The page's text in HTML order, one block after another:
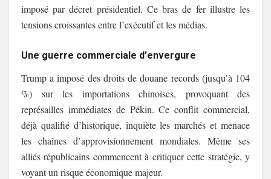
imposé par décret présidentiel. Ce bras de fer illustre les
tensions croissantes entre l’exécutif et les médias.
Une guerre commerciale d’envergure
Trump a imposé des droits de douane records (jusqu’à 104
%) sur les importations chinoises, provoquant des
représailles immédiates de Pékin. Ce conflit commercial,
déjà qualifié d’historique, inquiète les marchés et menace
les chaînes d’approvisionnement mondiales. Même ses
alliés républicains commencent à critiquer cette stratégie, y
voyant un risque économique majeur.